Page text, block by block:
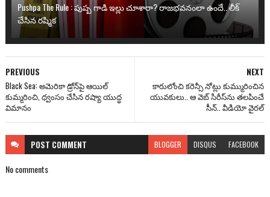
Pushpa The Rule : పుష్ప గాడి ఇల్లు చూశారా? రాజభవనంలా ఉందే.. లీక్
చేసిన రష్మిక
NEXT
కారులోంచి కరెన్సీ నోట్లు కుమ్మురించిన
యువకులు.. ఆ వెబ్ సిరీస్‌ను తలపించే
సీన్.. వీడియో వైరల్
PREVIOUS
Black Sea: అమెరికా డ్రోన్‌పై ఆయిల్
కుమ్మరించి, ధ్వంసం చేసిన రష్యా యుద్ధ
విమానం
POST COMMENT BLOGGER DISQUS FACEBOOK
No comments